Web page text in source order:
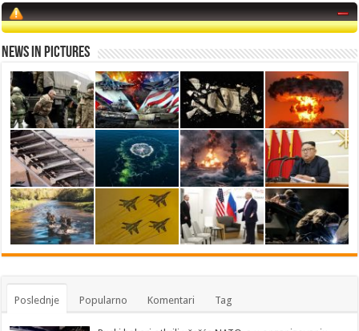
News in Pictures
Poslednje Popularno Komentari Tag